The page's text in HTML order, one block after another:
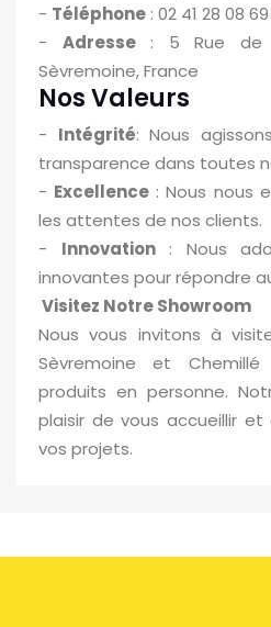
- Téléphone : 02 41 28 08 69
- Adresse: 5 Rue de
Sèvremoine, France
Nos Valeurs
- Intégrité: Nous
transparence dans toutes
- Excellence : Nous nous
les attentes de nos clients.
- Innovation: Nous
innovantes pour répondre
Visitez Notre Showroom
Nous vous invitons à
Sèvremoine et
produits en personne.
plaisir de vous accueillir et
vos projets.